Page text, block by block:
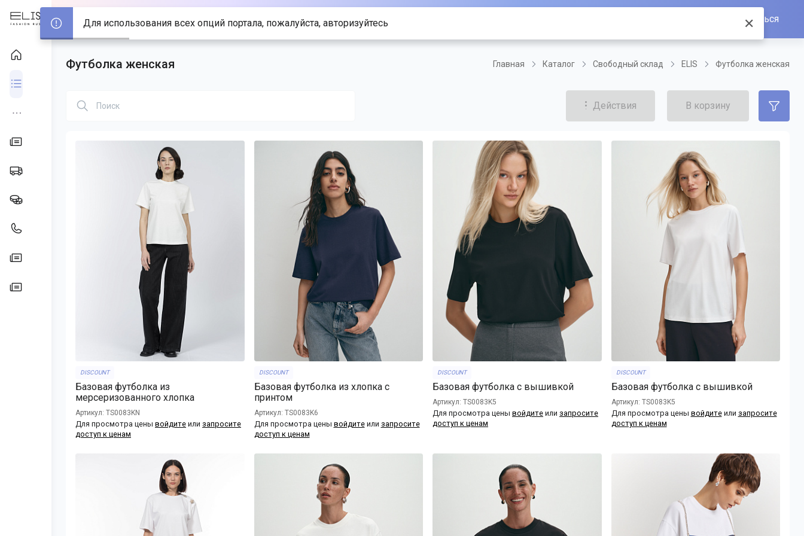
Войти/Зарегистрироваться
Футболка женская Главная Каталог Свободный склад ELIS Футболка женская
Действия В корзину
DISCOUNT
Базовая футболка из
мерсеризованного хлопка
Артикул: TS0083KN
Для просмотра цены войдите или запросите
доступ к ценам
DISCOUNT
Базовая футболка из хлопка с
принтом
Артикул: TS0083K6
Для просмотра цены войдитеили запросите
доступ к ценам
DISCOUNT
Базовая футболка с вышивкой
Артикул: TS0083K5
Для просмотра цены войдите или запросите
доступ к ценам
DISCOUNT
Базовая футболка с вышивкой
Артикул: TS0083K5
Для просмотра цены войдитеили запросите
доступ к ценам
Для использования всех опций портала, пожалуйста, авторизуйтесь ✕